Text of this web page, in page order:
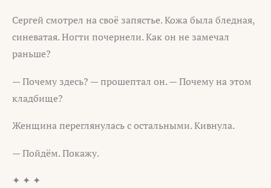
Сергей смотрел на своё запястье. Кожа была бледная,
синеватая. Ногти почернели. Как он не замечал
раньше?
— Почему здесь? — прошептал он. — Почему на этом
кладбище?
Женщина переглянулась с остальными. Кивнула.
— Пойдём. Покажу.
✦ ✦ ✦